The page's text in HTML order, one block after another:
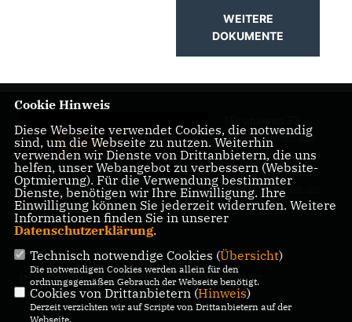
WEITERE
DOKUMENTE
Abgeordneten aus
allen Bezirken
Berlins sind wir die
größte Fraktion im
Berliner Abgeordnetenhaus.
IMPRESSUM DATENSCHUTZ KONTAKT
Cookie Hinweis
Diese Webseite verwendet Cookies, die notwendig
sind, um die Webseite zu nutzen. Weiterhin
verwenden wir Dienste von Drittanbietern, die uns
helfen, unser Webangebot zu verbessern (Website-
Optmierung). Für die Verwendung bestimmter
Dienste, benötigen wir Ihre Einwilligung. Ihre
Einwilligung können Sie jederzeit widerrufen. Weitere
Informationen finden Sie in unserer
Datenschutzerklärung.
Technisch notwendige Cookies (Übersicht)
Die notwendigen Cookies werden allein für den
ordnungsgemäßen Gebrauch der Webseite benötigt.
Cookies von Drittanbietern (Hinweis)
Derzeit verzichten wir auf Scripte von Drittanbietern auf der
Webseite.